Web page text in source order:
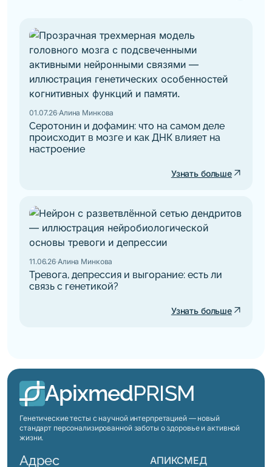
За алфавитом
01.07.26·Алина Минкова
Серотонин и дофамин: что на самом деле
происходит в мозге и как ДНК влияет на
настроение
Узнать больше arrow_outward
11.06.26·Алина Минкова
Тревога, депрессия и выгорание: есть ли
связь с генетикой?
Узнать больше arrow_outward
ApixmedPRISM
Генетические тесты с научной интерпретацией — новый
стандарт персонализированной заботы о здоровье и активной
жизни.
Адрес
АПИКСМЕД